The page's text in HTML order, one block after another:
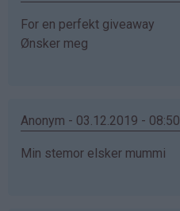
For en perfekt giveaway
Ønsker meg
Anonym - 03.12.2019 - 08:50
Min stemor elsker mummi